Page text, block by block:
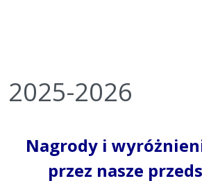
2025-2026
Nagrody i
przez nasze